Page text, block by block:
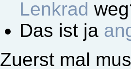
Lenkrad
Das ist ja
Zuerst mal